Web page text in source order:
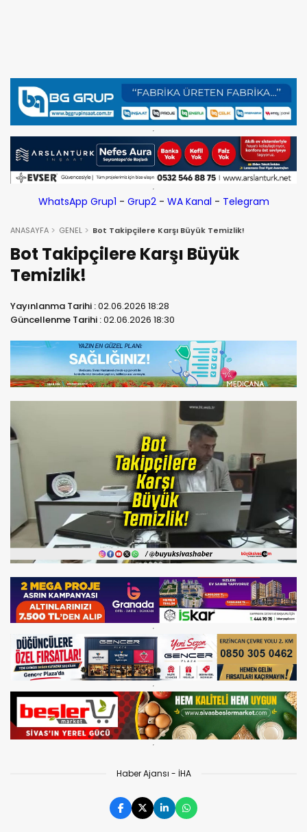
WhatsApp Grup1 - Grup2- WA Kanal - Telegram
ANASAYFA GENEL Bot Takipçilere Karşı Büyük Temizlik!
Bot Takipçilere Karşı Büyük
Temizlik!
Yayınlanma Tarihi :02.06.2026 18:28
Güncellenme Tarihi :02.06.2026 18:30
Haber Ajansı - İHA